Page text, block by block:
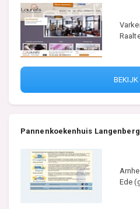
BEKIJK
Pannenkoekenhuis Langenberg
Ede